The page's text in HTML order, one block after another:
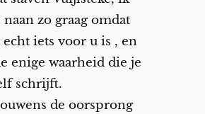
zo graag omdat
echt iets voor u is , en
enige waarheid die je
schrijft.
de oorsprong